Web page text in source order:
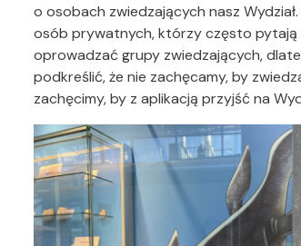
o osobach zwiedzających nasz
osób prywatnych, którzy często pytają
oprowadzać grupy zwiedzających,
podkreślić, że nie zachęcamy, by
zachęcimy, by z aplikacją przyjść na